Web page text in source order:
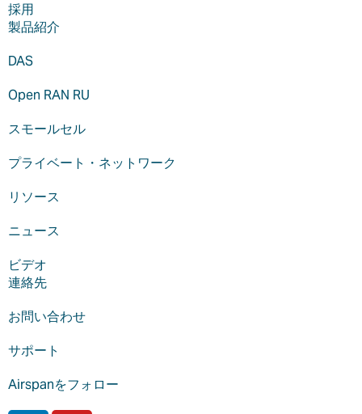
採用
製品紹介
DAS
Open RAN RU
スモールセル
プライベート・ネットワーク
リソース
ニュース
ビデオ
連絡先
お問い合わせ
サポート
Airspanをフォロー